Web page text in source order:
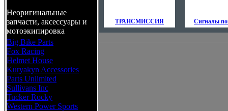
Неоригинальные
запчасти, аксессуары и
мотоэкипировка
Big Bike Parts
Fox Racing
Helmet House
Kuryakyn Accessories
Parts Unlimited
Sullivans Inc
Tucker Rocky
Western Power Sports
ТРАНСМИССИЯ Сигналы